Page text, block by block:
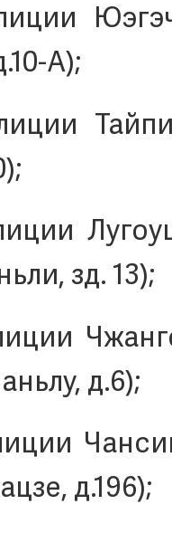
A);
зд. 13);
д.6);
д.196);